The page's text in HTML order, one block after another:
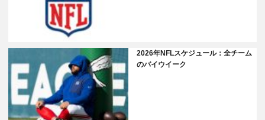
2026年NFLスケジュール：全チーム
のバイウイーク